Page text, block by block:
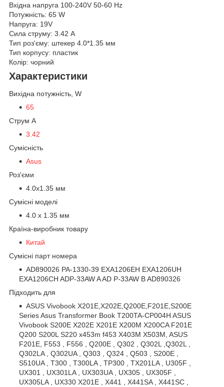
Вхідна напруга 100-240V 50-60 Hz
Потужність: 65 W
Напруга: 19V
Сила струму: 3.42 A
Тип роз'єму: штекер 4.0*1.35 мм
Тип корпусу: пластик
Колір: чорний
Характеристики
Вихідна потужність, W
65
Струм A
3.42
Сумісність
Asus
Роз'єми
4.0х1.35 мм
Сумісні моделі
4.0 х 1.35 мм
Країна-виробник товару
Китай
Сумісні парт номера
AD890026 PA-1330-39 EXA1206EH EXA1206UH
EXA1206CH ADP-33AW A AD P-33AW B AD890326
Підходить для
ASUS Vivobook X201E,X202E,Q200E,F201E,S200E
Series Asus Transformer Book T200TA-CP004H ASUS
Vivobook S200E X202E X201E X200M X200CA F201E
Q200 S200L S220 x453m f453 X403M X503M, ASUS
F201E, F553 , F556 , Q200E , Q302 , Q302L ,Q302L ,
Q302LA , Q302UA , Q303 , Q324 , Q503 , S200E ,
S510UA , T300 , T300LA , TP300 , TX201LA , U305F ,
UX301 , UX301LA , UX303UA , UX305 , UX305F ,
UX305LA , UX330 X201E , X441 , X441SA , X441SC ,